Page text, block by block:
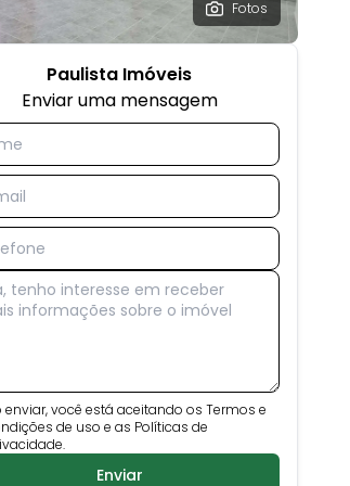
Fotos
Paulista Imóveis
Enviar uma mensagem
enviar, você está aceitando os Termos e
de uso e as Políticas de
Enviar